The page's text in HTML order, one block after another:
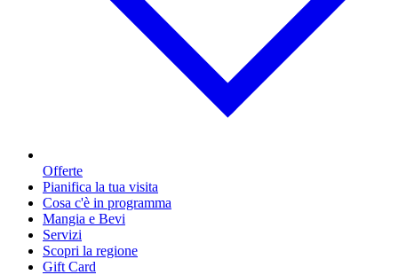
Offerte
Pianifica la tua visita
Cosa c'è in programma
Mangia e Bevi
Servizi
Scopri la regione
Gift Card